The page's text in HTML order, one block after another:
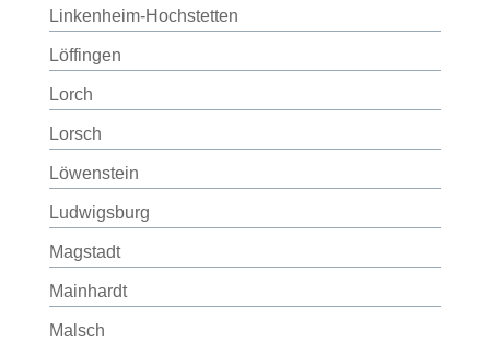
Linkenheim-Hochstetten
Löffingen
Lorch
Lorsch
Löwenstein
Ludwigsburg
Magstadt
Mainhardt
Malsch